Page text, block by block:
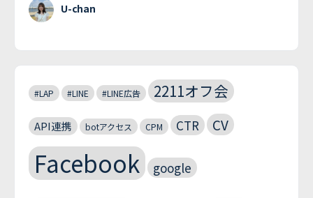
U-chan
#LAP #LINE #LINE広告 2211オフ会
API連携 botアクセス CPM CTR CV
Facebook google